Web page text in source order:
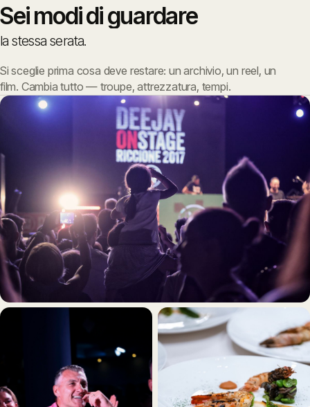
Seimodidiguardare
la stessa serata.
Si sceglie prima cosa deve restare: un archivio, un reel, un
film. Cambia tutto — troupe, attrezzatura, tempi.